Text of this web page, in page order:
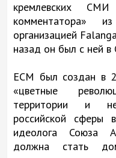
кремлевских
организацией
назад он был с ней в
ЕСМ был создан в
«цветные
территории и
российской сферы
идеолога Союза
должна стать